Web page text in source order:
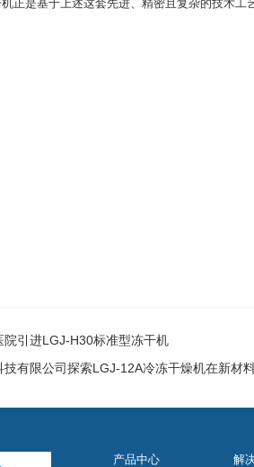
正是基于上述这套先进、精密且复杂的技术
院引进LGJ-H30标准型冻干机
技有限公司探索LGJ-12A冷冻干燥机在新材
产品中心 解